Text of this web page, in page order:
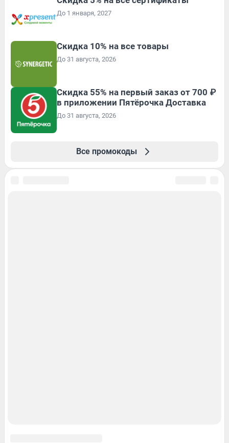
До 1 января, 2027
Скидка 10% на все товары
До 31 августа, 2026
Скидка 55% на первый заказ от 700 ₽
в приложении Пятёрочка Доставка
До 31 августа, 2026
Все промокоды